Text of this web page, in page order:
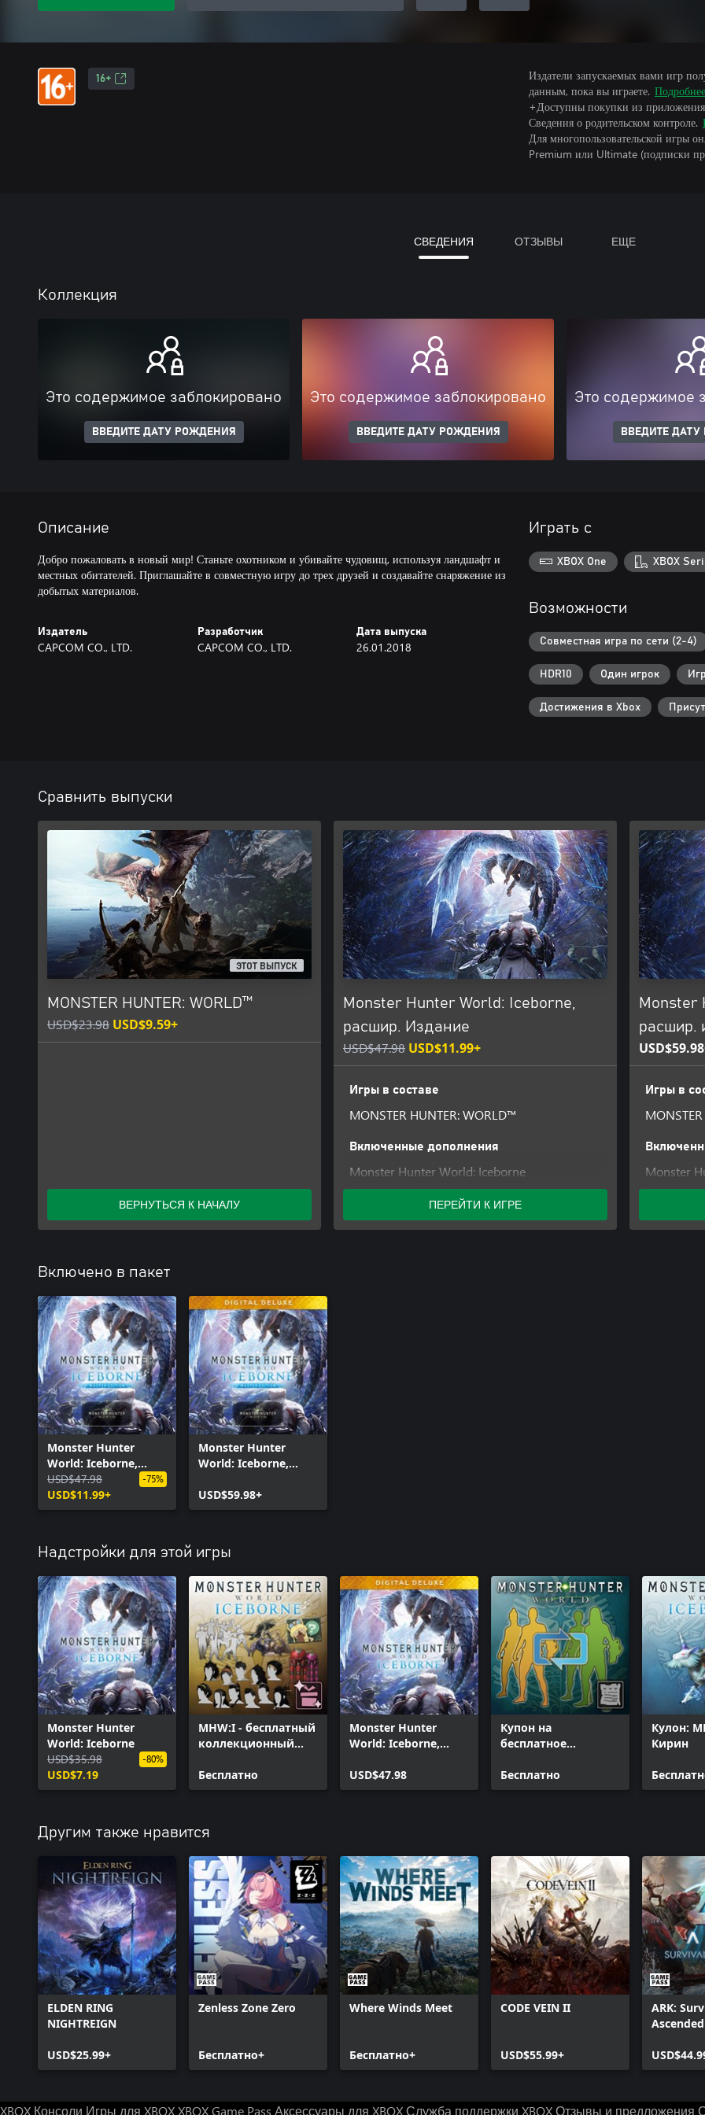
16+
Издатели запускаемых вами игр
данным, пока вы играете. Подробнее
+Доступны покупки из
Сведения о родительском контроле.
Для многопользовательской игры
Premium или Ultimate (подписки
СВЕДЕНИЯ ОТЗЫВЫ ЕЩЕ
Коллекция
Это содержимое заблокировано
ВВЕДИТЕ ДАТУ РОЖДЕНИЯ
Это содержимое заблокировано
ВВЕДИТЕ ДАТУ РОЖДЕНИЯ
Это содержимое
ВВЕДИТЕ
Описание
Добро пожаловать в новый мир! Станьте охотником и убивайте чудовищ, используя ландшафт и
местных обитателей. Приглашайте в совместную игру до трех друзей и создавайте снаряжение из
добытых материалов.
Издатель
CAPCOM CO., LTD.
Разработчик
CAPCOM CO., LTD.
Дата выпуска
26.01.2018
Играть с
XBOX One XBOX
Возможности
Совместная игра по сети (2-4)
HDR10 Один игрок
Достижения в Xbox
Сравнить выпуски
ЭТОТ ВЫПУСК
MONSTER HUNTER: WORLD™
USD$23.98 USD$9.59+
ВЕРНУТЬСЯ К НАЧАЛУ
Monster Hunter World: Iceborne,
расшир. Издание
USD$47.98 USD$11.99+
Игры в составе
MONSTER HUNTER: WORLD™
Включенные дополнения
Monster Hunter World: Iceborne
ПЕРЕЙТИ К ИГРЕ
Monster
расшир.
Игры в
Monster
Deluxe
Monster
Включено в пакет
Monster Hunter
World: Iceborne,
расшир. Издание
USD$47.98
USD$11.99+
-75%
Monster Hunter
World: Iceborne,
Digital Deluxe
USD$59.98+
Надстройки для этой игры
Monster Hunter
World: Iceborne
USD$35.98
USD$7.19
-80%
MHW:I - бесплатный
коллекционный
Бесплатно
Monster Hunter
World: Iceborne,
Deluxe
USD$47.98
Купон на
бесплатное
персонажа
Бесплатно
Кулон:
Кирин
Другим также нравится
ELDEN RING
NIGHTREIGN
USD$25.99+
Zenless Zone Zero
Бесплатно+
Where Winds Meet
Бесплатно+
CODE VEIN II
USD$55.99+
ARK:
Ascended
XBOX Консоли Игры для XBOXXBOX Game Pass Аксессуары для XBOXСлужба поддержки XBOXОтзывы и предложения